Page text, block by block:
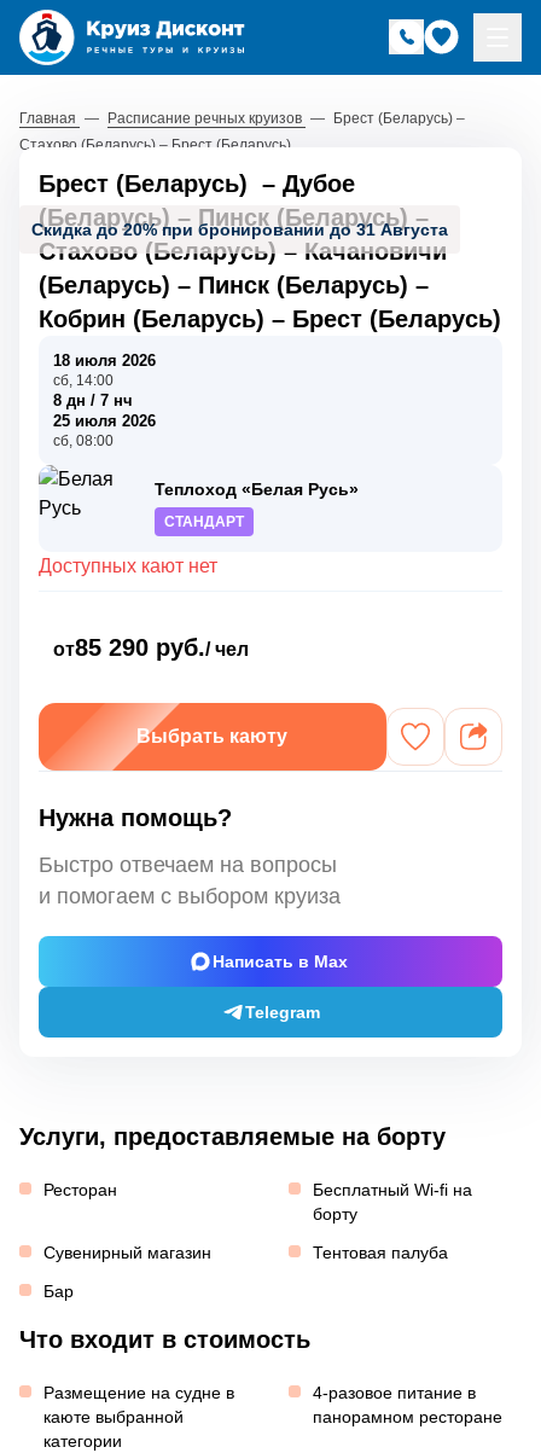
Главная — Расписание речных круизов — Брест (Беларусь) –
Стахово (Беларусь) – Брест (Беларусь)
Скидка до 20% при бронировании до 31 Августа
Брест (Беларусь) – Дубое
(Беларусь) – Пинск (Беларусь) –
Стахово (Беларусь) – Качановичи
(Беларусь) – Пинск (Беларусь) –
Кобрин (Беларусь) – Брест (Беларусь)
18 июля 2026
сб, 14:00
8 дн / 7 нч
25 июля 2026
сб, 08:00
Теплоход «Белая Русь»
СТАНДАРТ
Доступных кают нет
от85 290 руб./ чел
Выбрать каюту
Нужна помощь?
Быстро отвечаем на вопросы
и помогаем с выбором круиза
Написать в Max
Telegram
Услуги, предоставляемые на борту
Ресторан
Бесплатный Wi-fi на
борту
Сувенирный магазин
Тентовая палуба
Бар
Что входит в стоимость
Размещение на судне в
каюте выбранной
категории
4-разовое питание в
панорамном ресторане